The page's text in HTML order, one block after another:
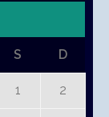
S D
1 2